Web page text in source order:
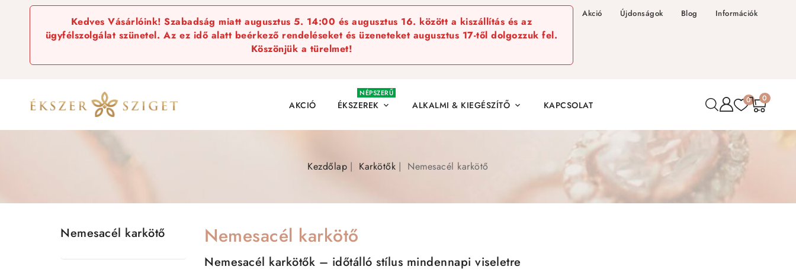
Kedves Vásárlóink! Szabadság miatt augusztus 5. 14:00 és augusztus 16. között a kiszállítás és az
ügyfélszolgálat szünetel. Az ez idő alatt beérkező rendeléseket és üzeneteket augusztus 17-től dolgozzuk fel.
Köszönjük a türelmet!
Akció Újdonságok Blog Információk
AKCIÓ ÉKSZEREK 
NÉPSZERŰ
ALKALMI & KIEGÉSZÍTŐ  KAPCSOLAT 0 0
Kezdőlap Karkötők Nemesacél karkötő
Nemesacél karkötő Nemesacél karkötő
Nemesacél karkötők – időtálló stílus mindennapi viseletre